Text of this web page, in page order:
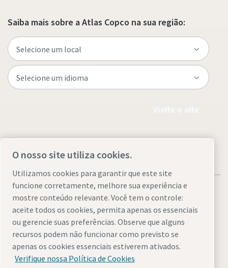
Saiba mais sobre a Atlas Copco na sua região:
Avisos Legais & PrivacidadeGerenciar cookiesAcessibilidade
Mapa do site
© 2026 Atlas Copco Brasil Ltda.
O nosso site utiliza cookies.
Utilizamos cookies para garantir que este site
funcione corretamente, melhore sua experiência e
mostre conteúdo relevante. Você tem o controle:
aceite todos os cookies, permita apenas os essenciais
ou gerencie suas preferências. Observe que alguns
recursos podem não funcionar como previsto se
apenas os cookies essenciais estiverem ativados.
Verifique nossa Política de Cookies